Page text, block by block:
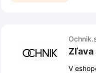
Zľava
V